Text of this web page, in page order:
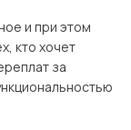
и при этом
кто хочет
за